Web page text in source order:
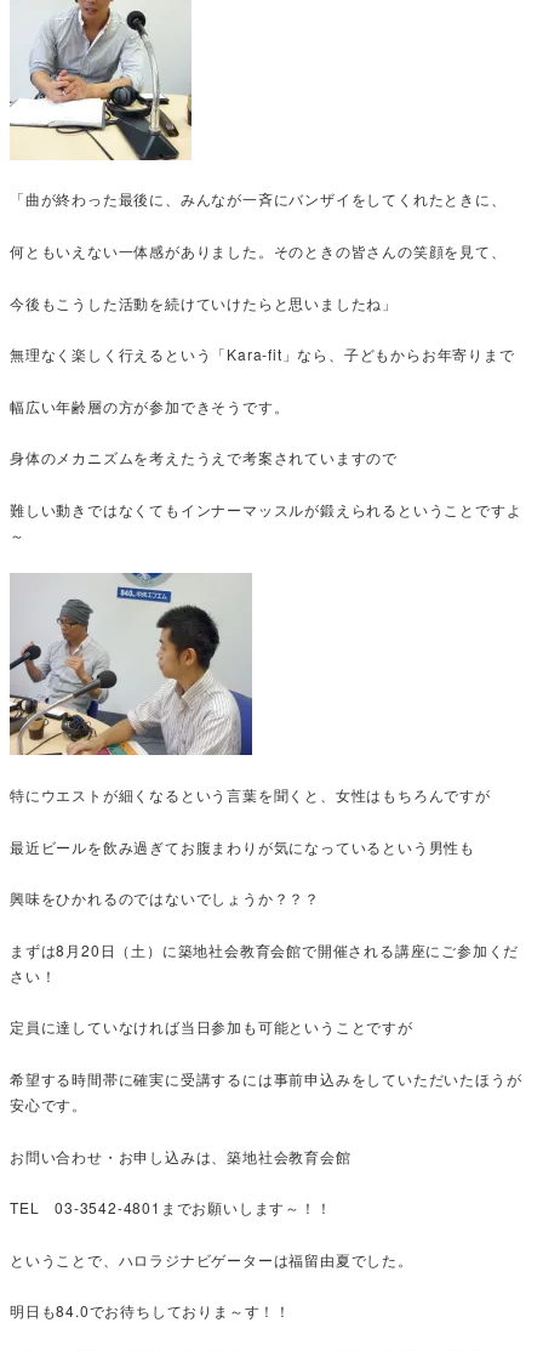
「曲が終わった最後に、みんなが一斉にバンザイをしてくれたときに、
何ともいえない一体感がありました。そのときの皆さんの笑顔を見て、
今後もこうした活動を続けていけたらと思いましたね」
無理なく楽しく行えるという「Kara-fit」なら、子どもからお年寄りまで
幅広い年齢層の方が参加できそうです。
身体のメカニズムを考えたうえで考案されていますので
難しい動きではなくてもインナーマッスルが鍛えられるということですよ
～
特にウエストが細くなるという言葉を聞くと、女性はもちろんですが
最近ビールを飲み過ぎてお腹まわりが気になっているという男性も
興味をひかれるのではないでしょうか？？？
まずは8月20日（土）に築地社会教育会館で開催される講座にご参加くだ
さい！
定員に達していなければ当日参加も可能ということですが
希望する時間帯に確実に受講するには事前申込みをしていただいたほうが
安心です。
お問い合わせ・お申し込みは、築地社会教育会館
TEL 03-3542-4801までお願いします～！！
ということで、ハロラジナビゲーターは福留由夏でした。
明日も84.0でお待ちしておりま～す！！